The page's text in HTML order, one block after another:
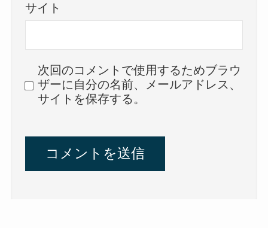
サイト
次回のコメントで使用するためブラウ
ザーに自分の名前、メールアドレス、
サイトを保存する。